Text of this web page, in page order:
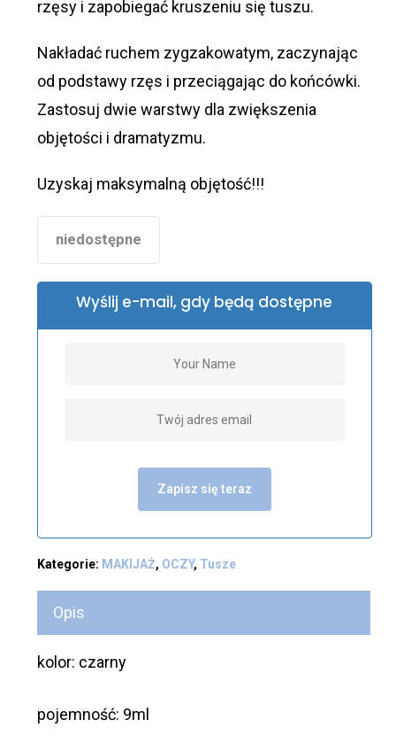
rzęsy i zapobiegać kruszeniu się tuszu.
Nakładać ruchem zygzakowatym, zaczynając
od podstawy rzęs i przeciągając do końcówki.
Zastosuj dwie warstwy dla zwiększenia
objętości i dramatyzmu.
Uzyskaj maksymalną objętość!!!
niedostępne
Wyślij e-mail, gdy będą dostępne
Zapisz się teraz
Kategorie: MAKIJAŻ, OCZY, Tusze
Opis
kolor: czarny
pojemność: 9ml